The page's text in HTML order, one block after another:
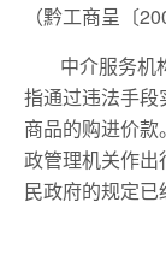
（黔工商呈〔
中介服务机
指通过违法手
商品的购进价
政管理机关作
民政府的规定已